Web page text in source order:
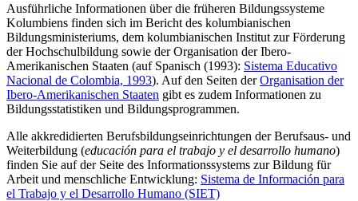
Ausführliche Informationen über die früheren Bildungssysteme
Kolumbiens finden sich im Bericht des kolumbianischen
Bildungsministeriums, dem kolumbianischen Institut zur Förderung
der Hochschulbildung sowie der Organisation der Ibero-
Amerikanischen Staaten (auf Spanisch (1993): Sistema Educativo
Nacional de Colombia, 1993). Auf den Seiten derOrganisation der
Ibero-Amerikanischen Staaten gibt es zudem Informationen zu
Bildungsstatistiken und Bildungsprogrammen.
Alle akkredidierten Berufsbildungseinrichtungen der Berufsaus- und
Weiterbildung (educación para el trabajo y el desarrollo humano)
finden Sie auf der Seite des Informationssystems zur Bildung für
Arbeit und menschliche Entwicklung: Sistema de Información para
el Trabajo y el Desarrollo Humano (SIET)